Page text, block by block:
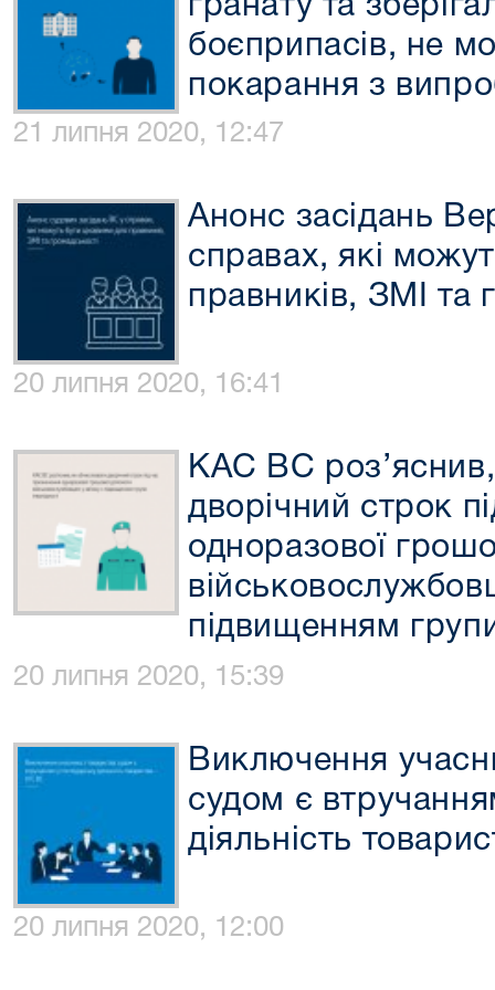
гранату та
боєприпасів, не
покарання з
21 липня 2020, 12:47
Анонс засідань
справах, які
правників, ЗМІ та
20 липня 2020, 16:41
КАС ВС
дворічний строк
одноразової
підвищенням групи
20 липня 2020, 15:39
Виключення
судом є
діяльність
20 липня 2020, 12:00